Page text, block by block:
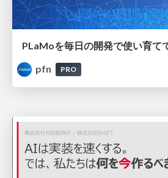
PLaMoを毎日の開発で使い育て
pfn
PRO